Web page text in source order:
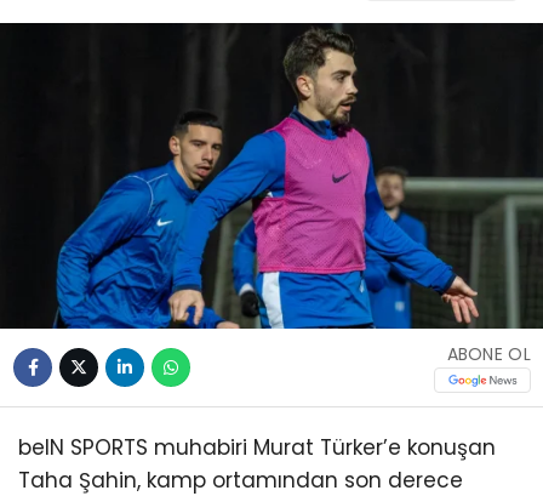
ABONE OL
beIN SPORTS muhabiri Murat Türker’e konuşan
Taha Şahin, kamp ortamından son derece